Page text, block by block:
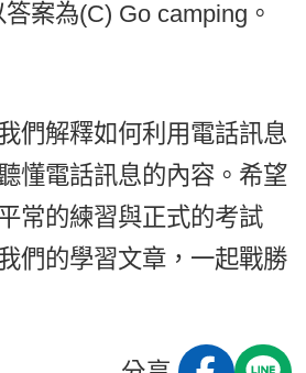
案為(C) Go camping。
們解釋如何利用電話訊息
懂電話訊息的內容。希望
常的練習與正式的考試
們的學習文章，一起戰勝